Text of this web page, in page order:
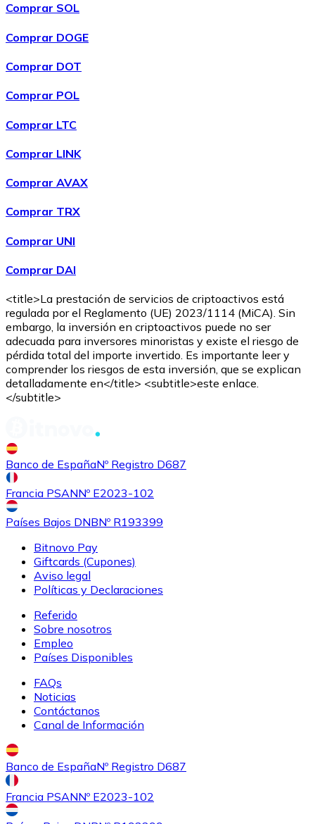
Comprar SOL
Comprar DOGE
Comprar DOT
Comprar POL
Comprar LTC
Comprar LINK
Comprar AVAX
Comprar TRX
Comprar UNI
Comprar DAI
<title>La prestación de servicios de criptoactivos está
regulada por el Reglamento (UE) 2023/1114 (MiCA). Sin
embargo, la inversión en criptoactivos puede no ser
adecuada para inversores minoristas y existe el riesgo de
pérdida total del importe invertido. Es importante leer y
comprender los riesgos de esta inversión, que se explican
detalladamente en</title> <subtitle>este enlace.
</subtitle>
Banco de EspañaNº Registro D687
Francia PSANNº E2023-102
Países Bajos DNBNº R193399
Bitnovo Pay
Giftcards (Cupones)
Aviso legal
Políticas y Declaraciones
Referido
Sobre nosotros
Empleo
Países Disponibles
FAQs
Noticias
Contáctanos
Canal de Información
Banco de EspañaNº Registro D687
Francia PSANNº E2023-102